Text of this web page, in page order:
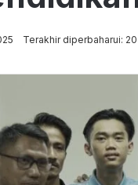
Terakhir diperbaharui: